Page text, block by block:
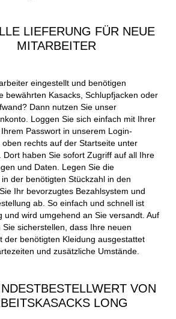
LIEFERUNG FÜR NEUE
MITARBEITER
eingestellt und benötigen
bewährten Kasacks, Schlupfjacken oder
Dann nutzen Sie unser
Loggen Sie sich einfach mit Ihrer
Passwort in unserem Login-
oben rechts auf der Startseite unter
Dort haben Sie sofort Zugriff auf all Ihre
und Daten. Legen Sie die
der benötigten Stückzahl in den
Ihr bevorzugtes Bezahlsystem und
ab. So einfach und schnell ist
und wird umgehend an Sie versandt. Auf
sicherstellen, dass Ihre neuen
der benötigten Kleidung ausgestattet
und zusätzliche Umstände.
VON
LONG